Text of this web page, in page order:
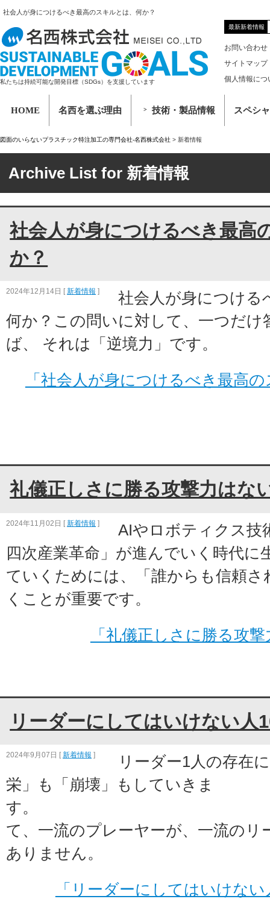
社会人が身につけるべき最高のスキルとは、何か？
私たちは持続可能な開発目標（SDGs）を支援しています
最新新着情報
お問い合わせ
サイトマップ
個人情報につ
HOME 名西を選ぶ理由 技術・製品情報 スペシ
図面のいらないプラスチック特注加工の専門会社-名西株式会社 > 新着情報
Archive List for 新着情報
社会人が身につけるべき最高
か？
2024年12月14日 [ 新着情報 ]
社会人が身につける
何か？この問いに対して、一つだ
ば、 それは「逆境力」です。
「社会人が身につけるべき最高
礼儀正しさに勝る攻撃力はな
2024年11月02日 [ 新着情報 ]
AIやロボティクス技
四次産業革命」が進んでいく時代に
ていくためには、「誰からも信頼
くことが重要です。
「礼儀正しさに勝る攻
リーダーにしてはいけない人
2024年9月07日 [ 新着情報 ]
リーダー1人の存在
栄」も「崩壊」もしていきま
す。
て、一流のプレーヤーが、一流の
ありません。
「リーダーにしてはいけな